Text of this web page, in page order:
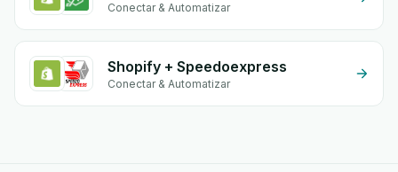
Conectar & Automatizar
Shopify + Speedoexpress
Conectar & Automatizar